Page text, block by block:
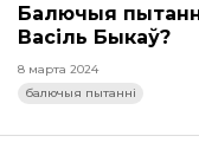
Балючыя
Васіль Быкаў?
8 марта 2024
балючыя пытанні